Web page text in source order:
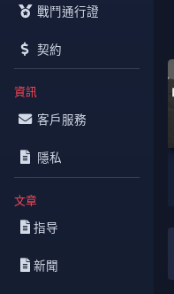
戰鬥通行證
契約
資訊
客戶服務
隱私
文章
指导
新聞